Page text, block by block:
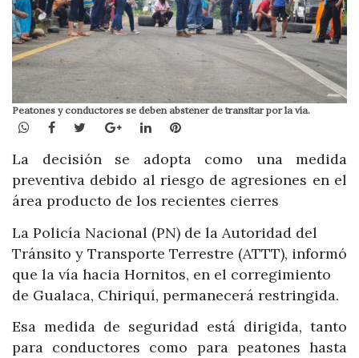
Peatones y conductores se deben abstener de transitar por la vía.
WhatsApp
Facebook
TwitterGoogle+LinkedInPinterest
La decisión se adopta como una medida
preventiva debido al riesgo de agresiones en el
área producto de los recientes cierres
La Policía Nacional (PN) de la Autoridad del
Tránsito y Transporte Terrestre (ATTT), informó
que la vía hacia Hornitos, en el corregimiento
de Gualaca, Chiriquí, permanecerá restringida.
Esa medida de seguridad está dirigida, tanto
para conductores como para peatones hasta